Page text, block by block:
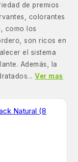
de premios
colorantes
como los
son ricos en
el sistema
Además, la
Ver mas